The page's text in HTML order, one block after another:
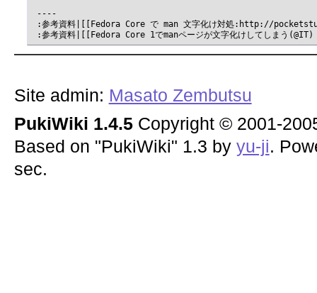
----
:参考資料|[[Fedora Core で man 文字化け対処:http://
Site admin: Masato Zembutsu
PukiWiki 1.4.5Copyright © 2001-
Based on "PukiWiki" 1.3 by yu-ji.
sec.